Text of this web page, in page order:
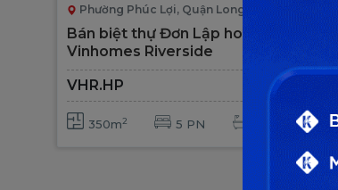
Phường Phúc Lợi, Quận Long Biên, TP Hà Nội
Bán biệt thự Đơn Lập hoa Phượng
Vinhomes Riverside
VHR.HP
350m2 5 PN 5 toilet